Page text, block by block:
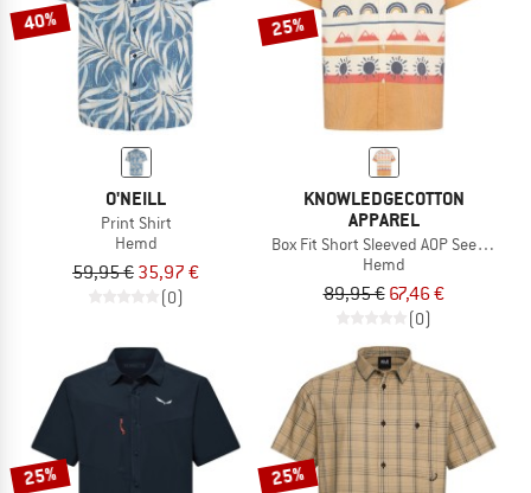
40%
O'NEILL
Print Shirt
Hemd
59,95 € 35,97 €
(0)
25%
KNOWLEDGECOTTON
APPAREL
Box Fit Short Sleeved AOP
Hemd
89,95 € 67,46 €
(0)
25% 25%